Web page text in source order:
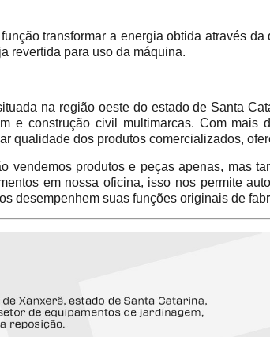
transformar a energia obtida através
revertida para uso da máquina.
na região oeste do estado de Santa
e construção civil multimarcas. Com mais
qualidade dos produtos comercializados,
vendemos produtos e peças apenas, mas
em nossa oficina, isso nos permite
desempenhem suas funções originais de